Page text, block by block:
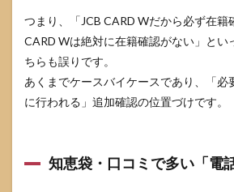
化さ
れや
すい
ケー
ス
5
が不
安な
つまり、「JCB CARD Wだから必ず在籍
CARD Wは絶対に在籍確認がない」とい
ちらも誤りです。
あくまでケースバイケースであり、「必
に行われる」追加確認の位置づけです。
知恵袋・口コミで多い「電